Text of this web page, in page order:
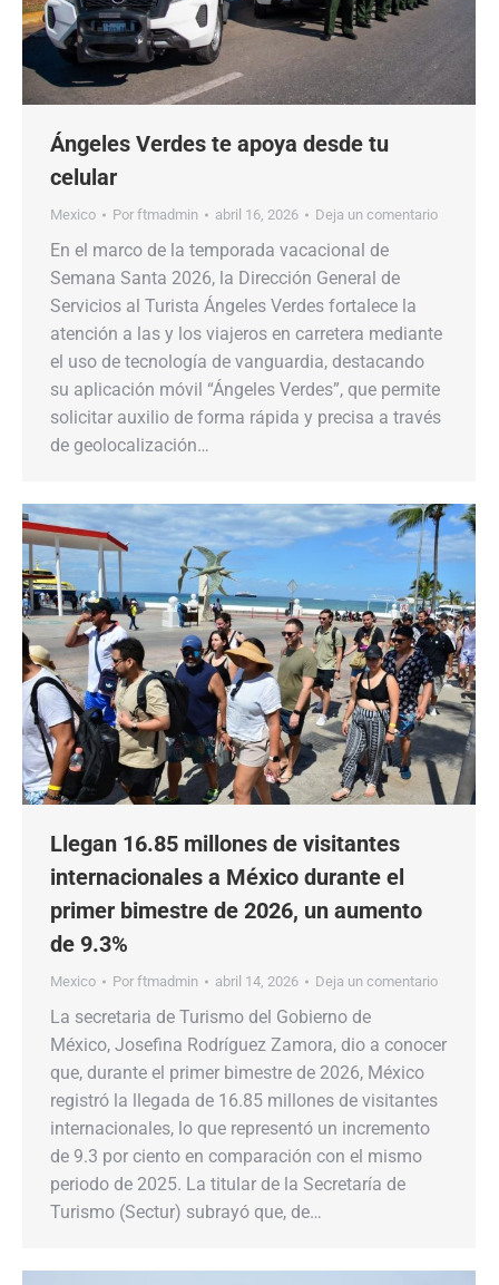
Ángeles Verdes te apoya desde tu
celular
Mexico Por ftmadmin abril 16, 2026 Deja un comentario
En el marco de la temporada vacacional de
Semana Santa 2026, la Dirección General de
Servicios al Turista Ángeles Verdes fortalece la
atención a las y los viajeros en carretera mediante
el uso de tecnología de vanguardia, destacando
su aplicación móvil “Ángeles Verdes”, que permite
solicitar auxilio de forma rápida y precisa a través
de geolocalización…
Llegan 16.85 millones de visitantes
internacionales a México durante el
primer bimestre de 2026, un aumento
de 9.3%
Mexico Por ftmadmin abril 14, 2026 Deja un comentario
La secretaria de Turismo del Gobierno de
México, Josefina Rodríguez Zamora, dio a conocer
que, durante el primer bimestre de 2026, México
registró la llegada de 16.85 millones de visitantes
internacionales, lo que representó un incremento
de 9.3 por ciento en comparación con el mismo
periodo de 2025. La titular de la Secretaría de
Turismo (Sectur) subrayó que, de…